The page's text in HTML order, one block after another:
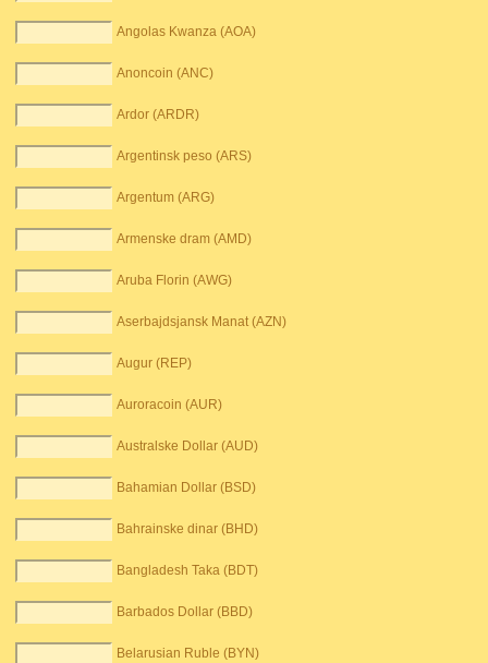
Angolas Kwanza (AOA)
Anoncoin (ANC)
Ardor (ARDR)
Argentinsk peso (ARS)
Argentum (ARG)
Armenske dram (AMD)
Aruba Florin (AWG)
Aserbajdsjansk Manat (AZN)
Augur (REP)
Auroracoin (AUR)
Australske Dollar (AUD)
Bahamian Dollar (BSD)
Bahrainske dinar (BHD)
Bangladesh Taka (BDT)
Barbados Dollar (BBD)
Belarusian Ruble (BYN)